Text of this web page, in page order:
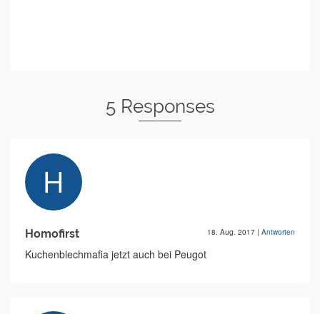
5 Responses
Homofirst 18. Aug. 2017 | Antworten
Kuchenblechmafia jetzt auch bei Peugot